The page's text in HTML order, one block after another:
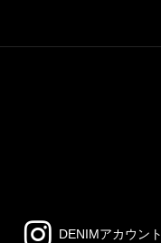
DENIMアカウント